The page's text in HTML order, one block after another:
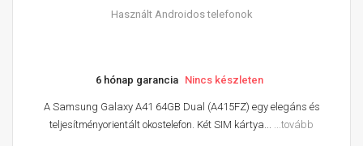
Használt Androidos telefonok
6 hónap garancia Nincs készleten
A Samsung Galaxy A41 64GB Dual (A415FZ) egy elegáns és
teljesítményorientált okostelefon. Két SIM kártya... ...tovább